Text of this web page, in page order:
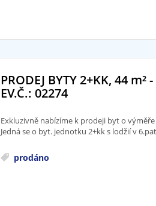
PRODEJ BYTY 2+KK, 44 m²-
EV.Č.: 02274
Exkluzivně nabízíme k prodeji byt o
Jedná se o byt. jednotku 2+kk s lodžií v
prodáno